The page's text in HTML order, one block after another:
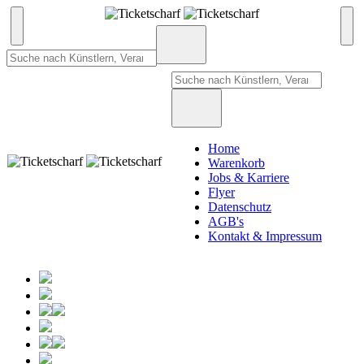
Home
Warenkorb
Jobs & Karriere
Flyer
Datenschutz
AGB's
Kontakt & Impressum